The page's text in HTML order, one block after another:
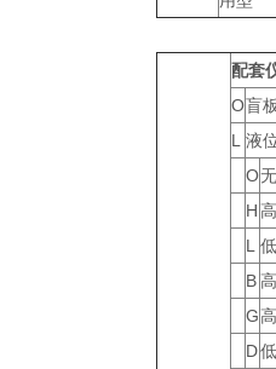
配套
O盲
L 液
O
H
L
B
G
D